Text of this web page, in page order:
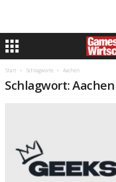
Start Schlagworte Aachen
Schlagwort: Aachen